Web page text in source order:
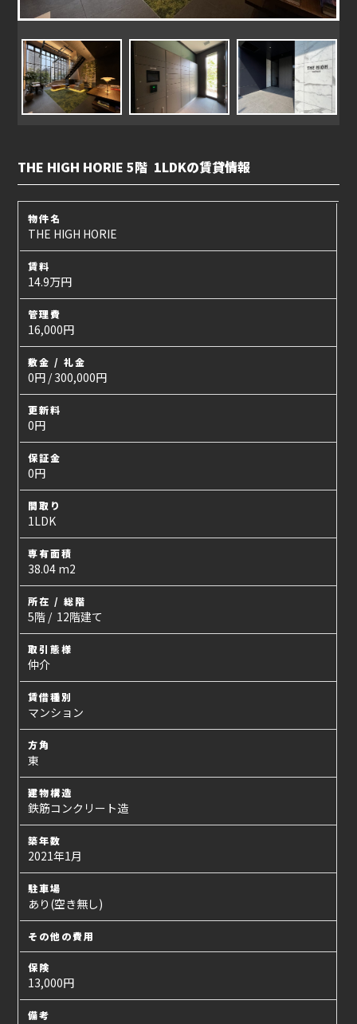
THE HIGH HORIE 5階 1LDKの賃貸情報
物件名
THE HIGH HORIE
賃料
14.9万円
管理費
16,000円
敷金 / 礼金
0円 / 300,000円
更新料
0円
保証金
0円
間取り
1LDK
専有面積
38.04 m2
所在 / 総階
5階 / 12階建て
取引態様
仲介
賃借種別
マンション
方角
東
建物構造
鉄筋コンクリート造
築年数
2021年1月
駐車場
あり(空き無し)
その他の費用
保険
13,000円
備考